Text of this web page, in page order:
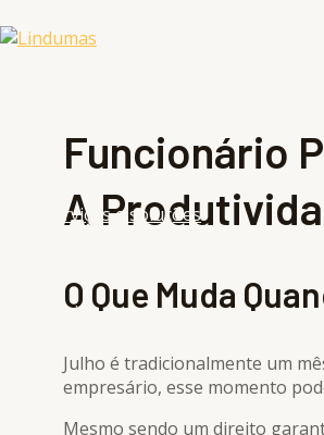
para
Serviços e soluções
Equipe
Funcionário
A
O Que Muda
Julho é tradicionalmente um
empresário, esse momento
Mesmo sendo um direito